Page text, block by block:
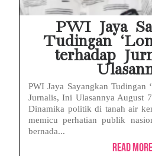
PWI Jaya
Tudingan
terhadap
PWI Jaya Sayangkan Tudingan
Jurnalis, Ini Ulasannya August
Dinamika politik di tanah air
memicu perhatian publik
bernada...
Read More